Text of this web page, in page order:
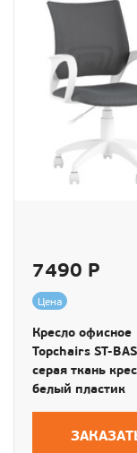
7490 Р
Цена
Кресло офисное
Topchairs ST-
серая ткань
белый пластик